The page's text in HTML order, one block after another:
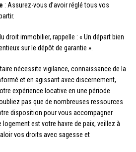
: Assurez-vous d’avoir réglé tous vos
droit immobilier, rappelle : « Un départ bien
sur le dépôt de garantie ».
nécessite vigilance, connaissance de la
et en agissant avec discernement,
expérience locative en une période
pas que de nombreuses ressources
disposition pour vous accompagner
est votre havre de paix, veillez à
vos droits avec sagesse et